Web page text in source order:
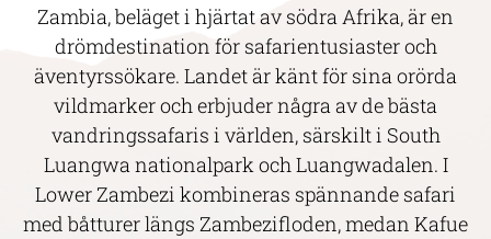
Zambia, beläget i hjärtat av södra Afrika, är en
drömdestination för safarientusiaster och
äventyrssökare. Landet är känt för sina orörda
vildmarker och erbjuder några av de bästa
vandringssafaris i världen, särskilt i South
Luangwa nationalpark och Luangwadalen. I
Lower Zambezi kombineras spännande safari
med båtturer längs Zambezifloden, medan Kafue